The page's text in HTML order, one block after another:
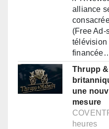
alliance
(Free Ad-
télévision
Thrupp
une
mesure
heures